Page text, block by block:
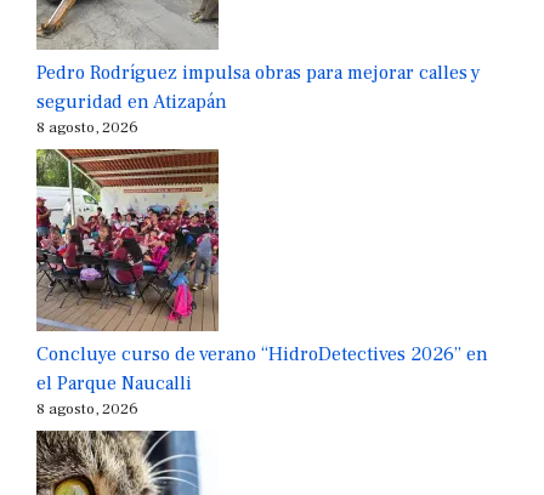
Pedro Rodríguez impulsa obras para mejorar calles y
seguridad en Atizapán
8 agosto, 2026
Concluye curso de verano “HidroDetectives 2026” en
el Parque Naucalli
8 agosto, 2026